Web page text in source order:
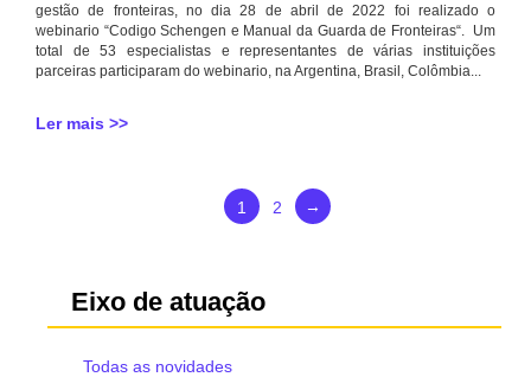
gestão de fronteiras, no dia 28 de abril de 2022 foi realizado o
webinario “Codigo Schengen e Manual da Guarda de Fronteiras“. Um
total de 53 especialistas e representantes de várias instituições
parceiras participaram do webinario, na Argentina, Brasil, Colômbia...
Ler mais >>
1 2 →
Eixo de atuação
Todas as novidades